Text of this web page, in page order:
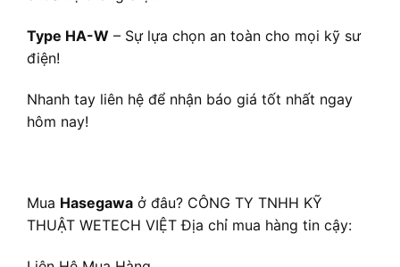
Type HA-W – Sự lựa chọn an toàn cho mọi kỹ sư
điện!
Nhanh tay liên hệ để nhận báo giá tốt nhất ngay
hôm nay!
Mua Hasegawa ở đâu? CÔNG TY TNHH KỸ
THUẬT WETECH VIỆT Địa chỉ mua hàng tin cậy: